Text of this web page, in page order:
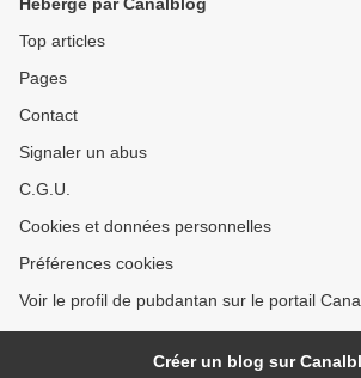
Top articles
Pages
Contact
Signaler un abus
C.G.U.
Cookies et données personnelles
Préférences cookies
Voir le profil de pubdantan sur le portail
Créer un blog sur